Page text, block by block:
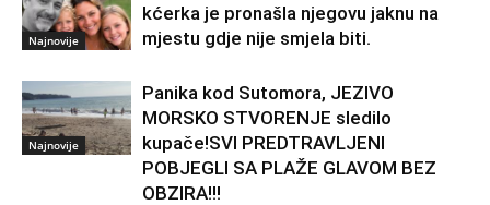
Najnovije
kćerka je pronašla njegovu jaknu na
mjestu gdje nije smjela biti.
Najnovije
Panika kod Sutomora, JEZIVO
MORSKO STVORENJE sledilo
kupače!SVI PREDTRAVLJENI
POBJEGLI SA PLAŽE GLAVOM BEZ
OBZIRA!!!